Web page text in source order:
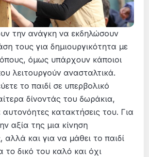
την ανάγκη να εκδηλώσουν
τους για δημιουργικότητα με
όμως υπάρχουν κάποιοι
λειτουργούν ανασταλτικά.
το παιδί σε υπερβολικό
δίνοντάς του δωράκια,
κατακτήσεις του. Για
αξία της μια κίνηση
αλλά και για να μάθει το παιδί
το δικό του καλό και όχι